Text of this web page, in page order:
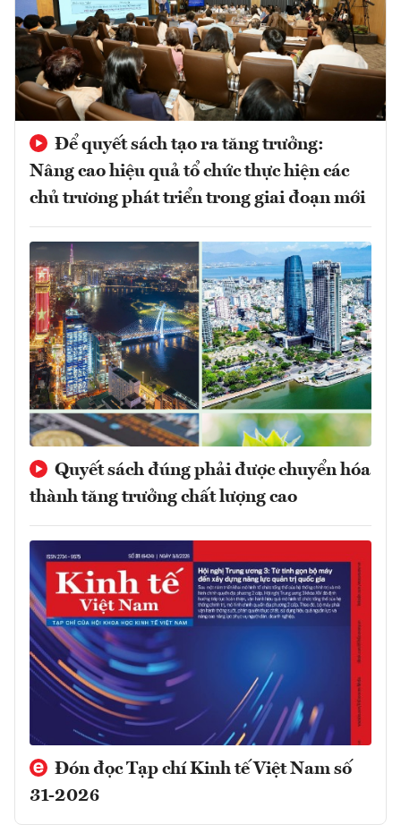
Để quyết sách tạo ra tăng trưởng:
Nâng cao hiệu quả tổ chức thực hiện các
chủ trương phát triển trong giai đoạn mới
Quyết sách đúng phải được chuyển hóa
thành tăng trưởng chất lượng cao
Đón đọc Tạp chí Kinh tế Việt Nam số
31-2026